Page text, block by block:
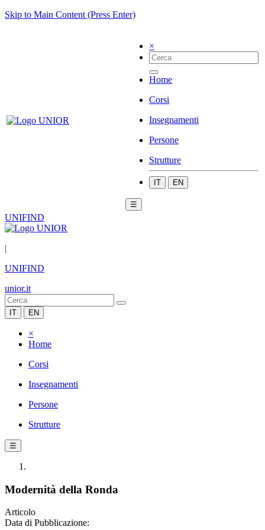
Skip to Main Content (Press Enter)
×
Home
Corsi
Insegnamenti
Persone
Strutture
IT EN
☰
UNIFIND
|
UNIFIND
unior.it
IT EN
×
Home
Corsi
Insegnamenti
Persone
Strutture
☰
Modernità della Ronda
Articolo
Data di Pubblicazione: